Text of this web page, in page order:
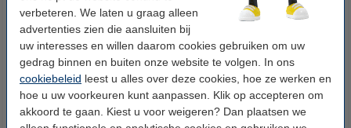
verbeteren. We laten u graag alleen
advertenties zien die aansluiten bij
uw interesses en willen daarom cookies gebruiken om uw
gedrag binnen en buiten onze website te volgen. In ons
cookiebeleid leest u alles over deze cookies, hoe ze werken en
hoe u uw voorkeuren kunt aanpassen. Klik op accepteren om
akkoord te gaan. Kiest u voor weigeren? Dan plaatsen we
HP 950XL (CN045AE)
inktcartridge zwart hoge
capaciteit (origineel)
Lexmark Nr.150XL (14N1614E)
inktcartridge zwart hoge
capaciteit (origineel)